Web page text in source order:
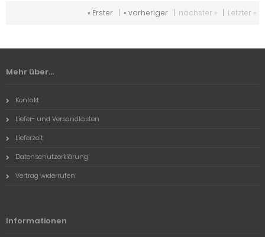
« Erster | « vorheriger | nächster » | Letzter »
Mehr über...
Kontakt
Liefer- und Versandkosten
Lieferzeit
Datenschutzerklärung
Vertrag widerrufen
Informationen